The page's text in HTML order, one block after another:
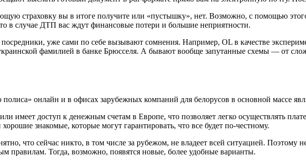
страховку вы в итоге получите или «пустышку», нет. Возможно, с помощью
в случае ДТП вас ждут финансовые потери и большие неприятности.
уже сами по себе вызывают сомнения. Например, OL в качестве
фамилией в банке Брюсселя. А бывают вообще запутанные схемы — от
онлайн и в офисах зарубежных компаний для белорусов в основной массе
имеет доступ к денежным счетам в Европе, что позволяет легко осуществлять
знакомые, которые могут гарантировать, что все будет по-честному.
что сейчас никто, в том числе за рубежом, не владеет всей ситуацией.
правилам. Тогда, возможно, появятся новые, более удобные варианты.